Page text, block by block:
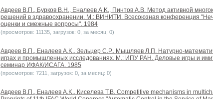
Авдеев В.П., Бурков В.Н., Еналеев A.K., Пинтов А.В. Метод активной
решений в здравоохранении. М.: ВИНИТИ. Всесоюзная конференция
оценки и смежные вопросы". 1984
(просмотров: 11135, загрузок: 0, за месяц: 0)
Авдеев В.П., Еналеев A.K., Зельцер С.Р., Мышляев Л.П. Натурно-
играх и промышленных исследованиях. М.: ИПУ РАН. Деловые игры и
семинар ИФАК/ИСАГА. 1985
(просмотров: 7211, загрузок: 0, за месяц: 0)
Авдеев В.П., Еналеев A.K., Киселева Т.В. Competitive mechanisms in